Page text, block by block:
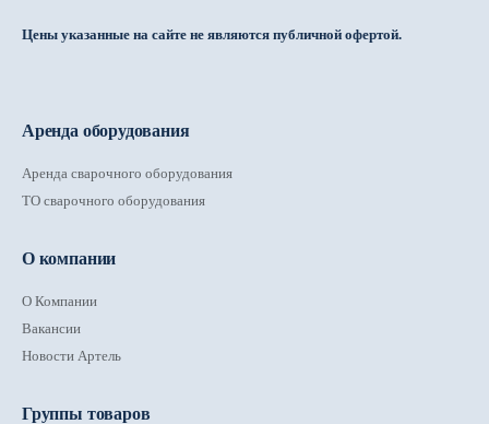
Цены указанные на сайте не являются публичной офертой.
Аренда оборудования
Аренда сварочного оборудования
ТО сварочного оборудования
О компании
О Компании
Вакансии
Новости Артель
Группы товаров